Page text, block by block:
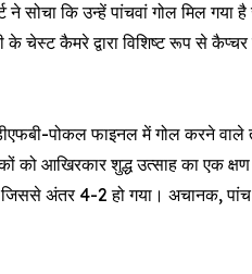
सोचा कि उन्हें पांचवां गोल मिल गया
चेस्ट कैमरे द्वारा विशिष्ट रूप से कैप्चर
पोकल फाइनल में गोल करने वाले
को आखिरकार शुद्ध उत्साह का एक क्षण
जिससे अंतर 4-2 हो गया। अचानक,